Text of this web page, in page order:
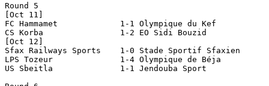
Round 5
[Oct 11]
FC Hammamet		1-1 Olympique du Kef
CS Korba		1-2 EO Sidi Bouzid
[Oct 12]
Sfax Railways Sports	1-0 Stade Sportif Sfaxien
LPS Tozeur		1-4 Olympique de Béja
US Sbeitla		1-1 Jendouba Sport